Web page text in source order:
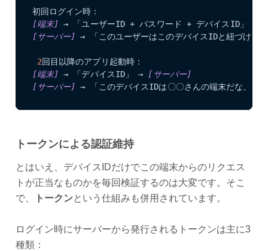
[端末] → 「ユーザーID + パスワード + デバイスID」 →
[サーバー] → 「このユーザーはこのデバイスIDと紐づけて
2
[端末] → 「デバイスID」 → [サーバー]
[サーバー] → 「このデバイスIDは〇〇さんの端末だな、ト
トークンによる認証維持
とはいえ、デバイスIDだけでこの端末からのリクエス
トが正当なものかを毎回検証するのは大変です。そこ
で、
トークンという仕組みも併用されています。
ログイン時にサーバーから発行されるトークンは主に3
種類：